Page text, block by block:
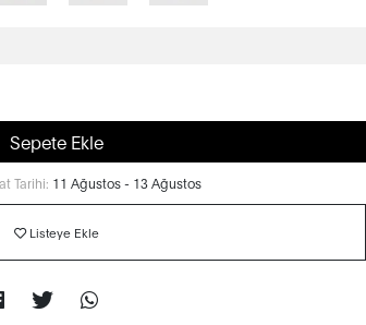
Sepete Ekle
Tarihi: 11 Ağustos - 13 Ağustos
Listeye Ekle